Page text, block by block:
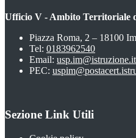
Ufficio V - Ambito Territoriale
Piazza Roma, 2 – 18100
Tel: 0183962540
Email: usp.im@istruzione.it
PEC:
Sezione Link Utili